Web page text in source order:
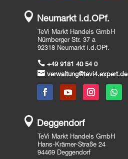
 Neumarkt i.d.OPf.
TeVi Markt Handels GmbH
Nürnberger Str. 37 a
92318 Neumarkt i.d.OPf.
 +49 9181 40 54 0
 verwaltung@tevi4.expert.de
 Deggendorf
TeVi Markt Handels GmbH
Hans-Krämer-Straße 24
94469 Deggendorf